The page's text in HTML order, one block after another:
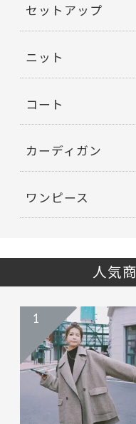
セットアップ
ニット
コート
カーディガン
ワンピース
人気
1